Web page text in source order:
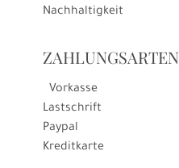
Nachhaltigkeit
ZAHLUNGSARTEN
Vorkasse
Lastschrift
Paypal
Kreditkarte